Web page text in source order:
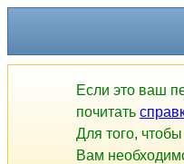
Если это ваш
почитать
Для того,
Вам